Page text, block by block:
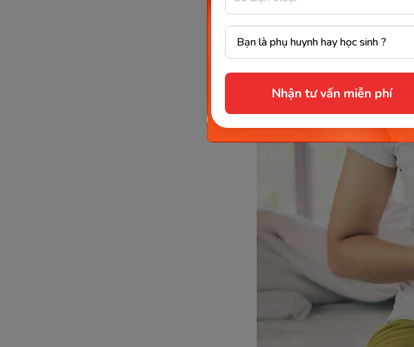
Nhận tư vấn miễn phí
Khi mới thụ thai, bà bầu sẽ
hiện qua sự gia tăng kích
lại. Nguyên nhân khiến bà
đột ngột của hormone